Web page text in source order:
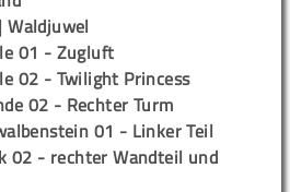
Waldjuwel
01 - Zugluft
02 - Twilight Princess
02 - Rechter Turm
01 - Linker Teil
02 - rechter Wandteil und